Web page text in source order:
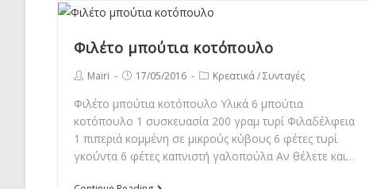
Φιλέτο μπούτια κοτόπουλο
PostMairi
Post17/05/2016
PostΚρεατικά/Συνταγές
Φιλέτο μπούτια κοτόπουλο Υλικά 6 μπούτια
κοτόπουλο 1 συσκευασία 200 γραμ τυρί Φιλαδέλφεια
1 πιπεριά κομμένη σε μικρούς κύβους 6 φέτες τυρί
γκούντα 6 φέτες καπνιστή γαλοπούλα Αν θέλετε και…